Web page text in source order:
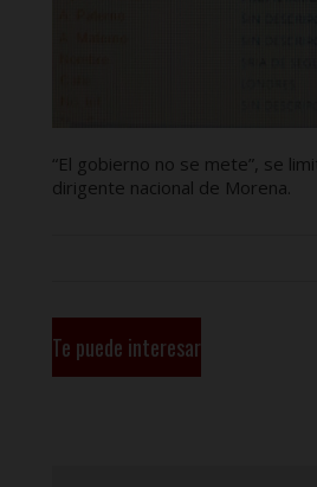
“El gobierno no se mete”, se
dirigente nacional de Morena.
Te puede interesar